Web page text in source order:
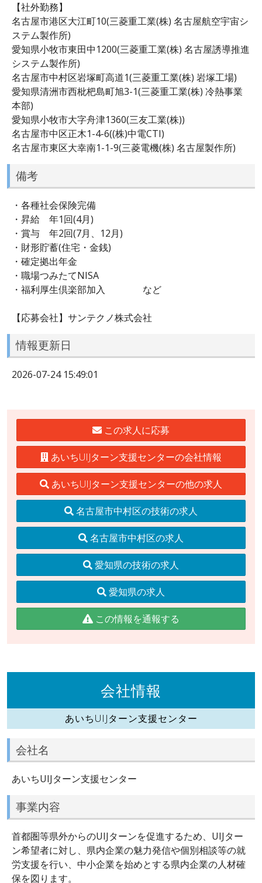
【社外勤務】
名古屋市港区大江町10(三菱重工業(株) 名古屋航空宇宙シ
ステム製作所)
愛知県小牧市東田中1200(三菱重工業(株) 名古屋誘導推進
システム製作所)
名古屋市中村区岩塚町高道1(三菱重工業(株) 岩塚工場)
愛知県清洲市西枇杷島町旭3-1(三菱重工業(株) 冷熱事業
本部)
愛知県小牧市大字舟津1360(三友工業(株))
名古屋市中区正木1-4-6((株)中電CTI)
名古屋市東区大幸南1-1-9(三菱電機(株) 名古屋製作所)
備考
・各種社会保険完備
・昇給 年1回(4月)
・賞与 年2回(7月、12月)
・財形貯蓄(住宅・金銭)
・確定拠出年金
・職場つみたてNISA
・福利厚生倶楽部加入 など
【応募会社】サンテクノ株式会社
情報更新日
2026-07-24 15:49:01
この求人に応募
あいちUIJターン支援センターの会社情報
あいちUIJターン支援センターの他の求人
名古屋市中村区の技術の求人
名古屋市中村区の求人
愛知県の技術の求人
愛知県の求人
この情報を通報する
会社情報
あいちUIJターン支援センター
会社名
あいちUIJターン支援センター
事業内容
首都圏等県外からのUIJターンを促進するため、UIJター
ン希望者に対し、県内企業の魅力発信や個別相談等の就
労支援を行い、中小企業を始めとする県内企業の人材確
保を図ります。